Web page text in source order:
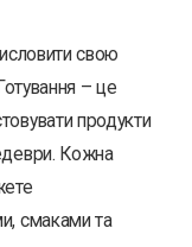
свою
– це
продукти
Кожна
смаками та